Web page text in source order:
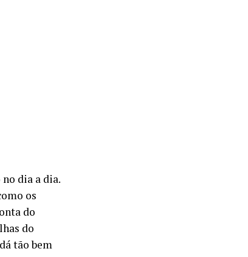
dia a dia.
os
do
do
tão bem